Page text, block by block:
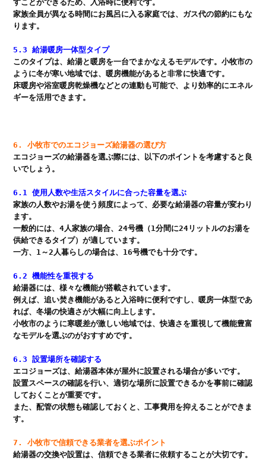
すことができるため、入浴時に便利です。
家族全員が異なる時間にお風呂に入る家庭では、ガス代の節約にもな
ります。
5.3 給湯暖房一体型タイプ
このタイプは、給湯と暖房を一台でまかなえるモデルです。小牧市の
ように冬が寒い地域では、暖房機能があると非常に快適です。
床暖房や浴室暖房乾燥機などとの連動も可能で、より効率的にエネル
ギーを活用できます。
6. 小牧市でのエコジョーズ給湯器の選び方
エコジョーズの給湯器を選ぶ際には、以下のポイントを考慮すると良
いでしょう。
6.1 使用人数や生活スタイルに合った容量を選ぶ
家族の人数やお湯を使う頻度によって、必要な給湯器の容量が変わり
ます。
一般的には、4人家族の場合、24号機（1分間に24リットルのお湯を
供給できるタイプ）が適しています。
6.2 機能性を重視する
給湯器には、様々な機能が搭載されています。
例えば、追い焚き機能があると入浴時に便利ですし、暖房一体型であ
れば、冬場の快適さが大幅に向上します。
小牧市のように寒暖差が激しい地域では、快適さを重視して機能豊富
6.3 設置場所を確認する
エコジョーズは、給湯器本体が屋外に設置される場合が多いです。
設置スペースの確認を行い、適切な場所に設置できるかを事前に確認
しておくことが重要です。
また、配管の状態も確認しておくと、工事費用を抑えることができま
す。
7. 小牧市で信頼できる業者を選ぶポイント
給湯器の交換や設置は、信頼できる業者に依頼することが大切です。